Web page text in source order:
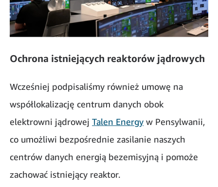
Ochrona istniejących reaktorów jądrowych
Wcześniej podpisaliśmy również umowę na
współlokalizację centrum danych obok
elektrowni jądrowej Talen Energy w Pensylwanii,
co umożliwi bezpośrednie zasilanie naszych
centrów danych energią bezemisyjną i pomoże
zachować istniejący reaktor.